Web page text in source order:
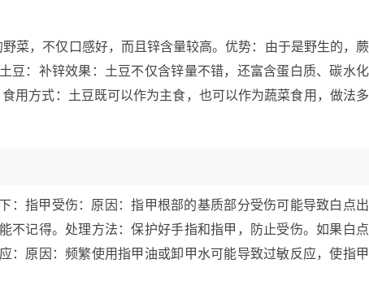
菜，不仅口感好，而且锌含量较高。优势：由于是野生的，蕨
豆：补锌效果：土豆不仅含锌量不错，还富含蛋白质、碳水化
用方式：土豆既可以作为主食，也可以作为蔬菜食用，做法多
：指甲受伤：原因：指甲根部的基质部分受伤可能导致白点出
不记得。处理方法：保护好手指和指甲，防止受伤。如果白点
：原因：频繁使用指甲油或卸甲水可能导致过敏反应，使指甲